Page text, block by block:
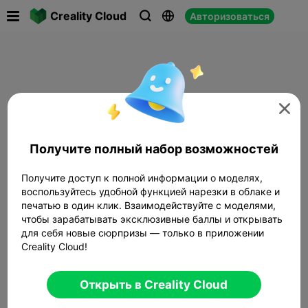
Creality Cloud   Авторизоваться

Получите полный набор возможностей
Получите доступ к полной информации о моделях,
воспользуйтесь удобной функцией нарезки в облаке и
печатью в один клик. Взаимодействуйте с моделями,
чтобы зарабатывать эксклюзивные баллы и открывать
для себя новые сюрпризы — только в приложении
Creality Cloud!
Открыть в Creality Cloud